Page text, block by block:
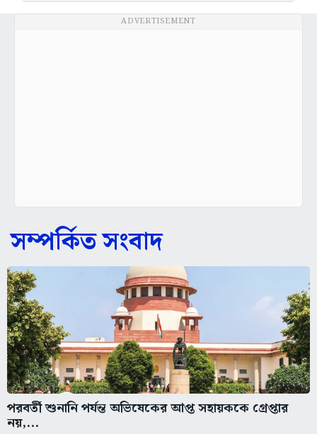
ADVERTISEMENT
সম্পর্কিত সংবাদ
পরবর্তী শুনানি পর্যন্ত অভিষেকের আপ্ত সহায়ককে গ্রেপ্তার
নয়,...